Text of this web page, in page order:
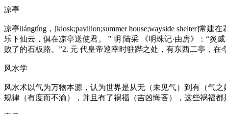
凉亭
凉亭liángtíng，[kiosk;pavilion;summer house;wayside shelter]常
乐下仙云，俱在凉亭送使君。 ” 明 陆采 《明珠记·由房》：“
败了的石板路。”2. 元 代皇帝巡幸时驻跸之处，有东西二亭，
风水学
风水术以气为万物本源，认为世界是从无（未见气）到有（气
规律（有度而不渝），并且有了祸福（吉凶悔吝），这些祸福都